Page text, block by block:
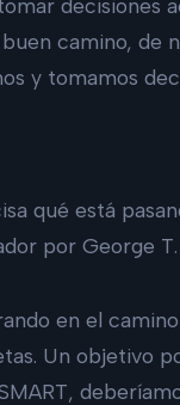
camino, de
y tomamos
qué está
por George T.
en el
Un objetivo